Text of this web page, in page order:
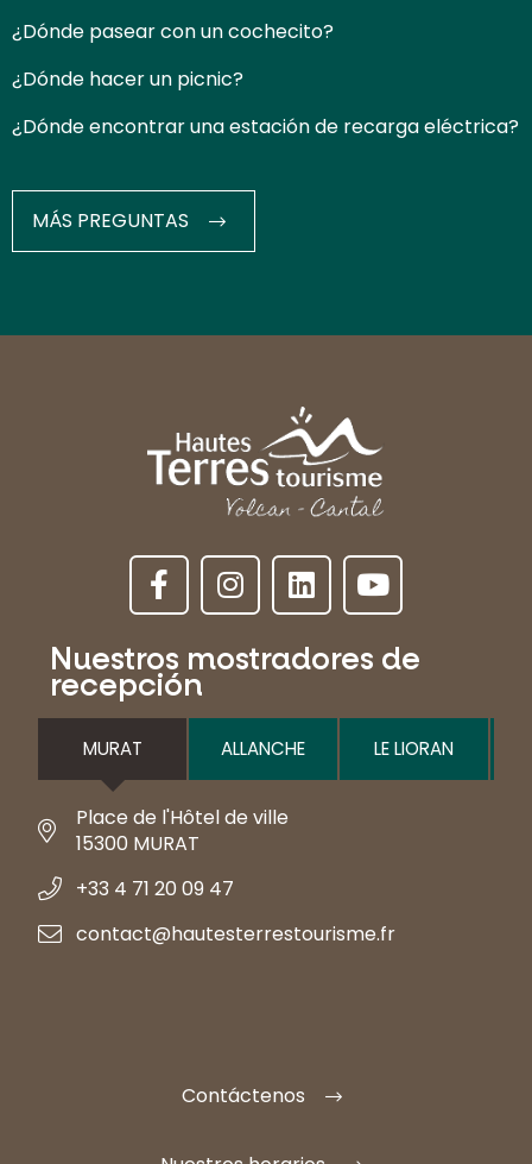
¿Dónde pasear con un cochecito?
¿Dónde hacer un picnic?
¿Dónde encontrar una estación de recarga eléctrica?
MÁS PREGUNTAS
Nuestros mostradores de
recepción
MURAT ALLANCHE LE LIORAN
Place de l'Hôtel de ville
15300 MURAT
+33 4 71 20 09 47
contact@hautesterrestourisme.fr
Contáctenos